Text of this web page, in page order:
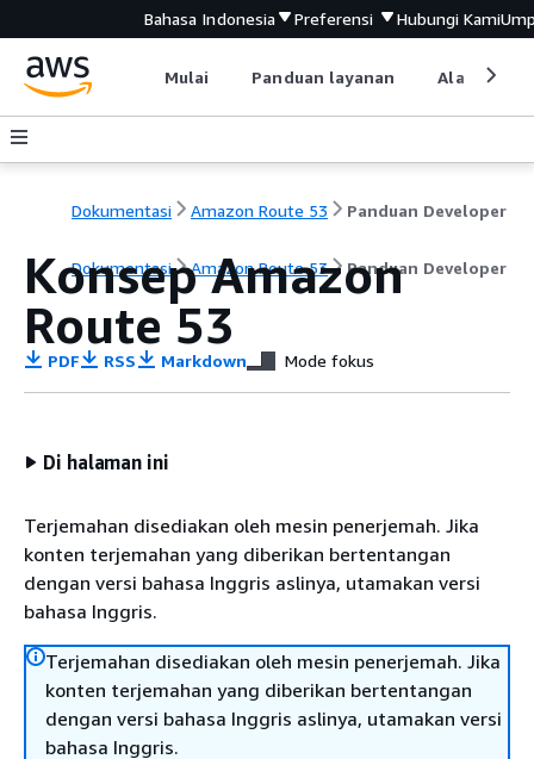
Bahasa Indonesia Preferensi Hubungi Kami
Mulai Panduan layanan Alat
Dokumentasi Amazon Route 53 Panduan Developer
Dokumentasi Amazon Route 53 Panduan Developer
Konsep Amazon
Route 53
PDF RSS Markdown Mode fokus
Di halaman ini
Terjemahan disediakan oleh mesin penerjemah. Jika
konten terjemahan yang diberikan bertentangan
dengan versi bahasa Inggris aslinya, utamakan versi
bahasa Inggris.
Terjemahan disediakan oleh mesin penerjemah. Jika
konten terjemahan yang diberikan bertentangan
dengan versi bahasa Inggris aslinya, utamakan versi
bahasa Inggris.